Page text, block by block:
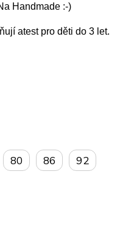
80 86 92
Handmade :-)
atest pro děti do 3 let.